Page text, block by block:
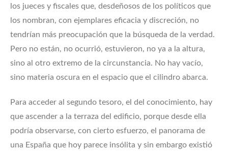
los jueces y fiscales que, desdeñosos de los políticos que
los nombran, con ejemplares eficacia y discreción, no
tendrían más preocupación que la búsqueda de la verdad.
Pero no están, no ocurrió, estuvieron, no ya a la altura,
sino al otro extremo de la circunstancia. No hay vacío,
sino materia oscura en el espacio que el cilindro abarca.
Para acceder al segundo tesoro, el del conocimiento, hay
que ascender a la terraza del edificio, porque desde ella
podría observarse, con cierto esfuerzo, el panorama de
una España que hoy parece insólita y sin embargo existió